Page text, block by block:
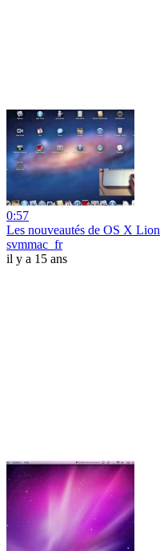
0:57
Les nouveautés de OS X Lion
svmmac_fr
il y a 15 ans